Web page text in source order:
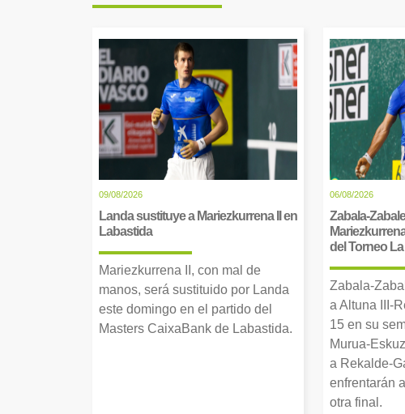
09/08/2026
Landa sustituye a Mariezkurrena II en
Labastida
Mariezkurrena II, con mal de
manos, será sustituido por Landa
este domingo en el partido del
Masters CaixaBank de Labastida.
06/08/2026
Zabala-
del Torneo
Zabala-
a Altuna III-
15 en su
Murua-
a Rekalde-
enfrentarán
otra final.